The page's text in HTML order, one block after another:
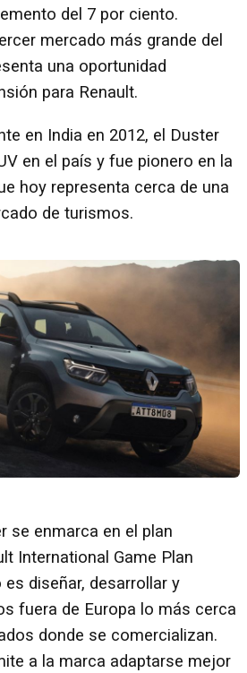
del 7 por ciento.
mercado más grande del
una oportunidad
para Renault.
en India en 2012, el Duster
en el país y fue pionero en la
hoy representa cerca de una
de turismos.
se enmarca en el plan
International Game Plan
es diseñar, desarrollar y
fuera de Europa lo más cerca
donde se comercializan.
a la marca adaptarse mejor